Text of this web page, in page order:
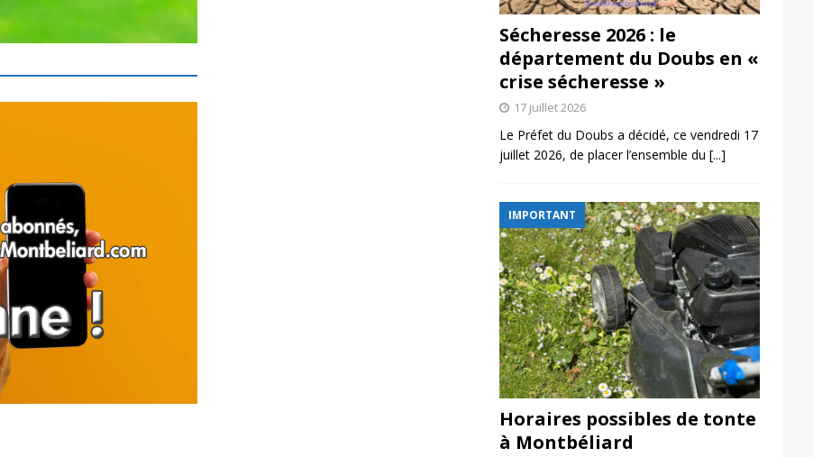
Sécheresse 2026 : le
département du Doubs en «
crise sécheresse »
17 juillet 2026
Le Préfet du Doubs a décidé, ce vendredi 17
juillet 2026, de placer l’ensemble du [...]
IMPORTANT
Horaires possibles de tonte
à Montbéliard